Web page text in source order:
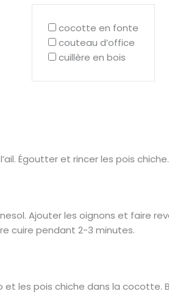
cocotte en fonte
couteau d’office
cuillère en bois
Égoutter et rincer les pois chiche.
Ajouter les oignons et faire
cuire pendant 2-3 minutes.
les pois chiche dans la cocotte.